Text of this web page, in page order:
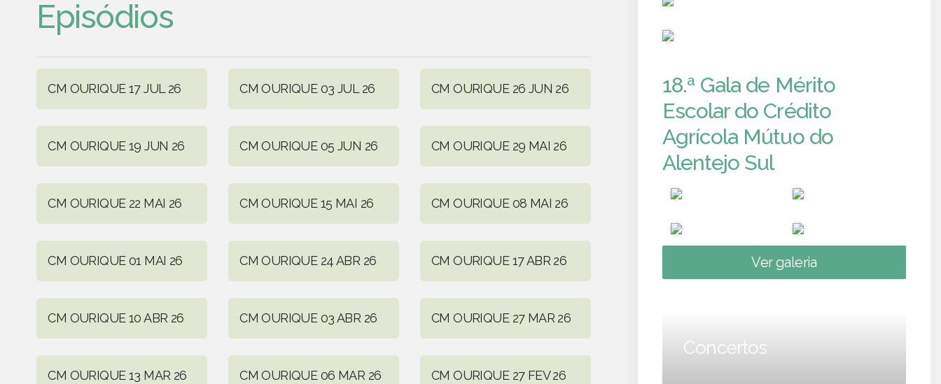
Episódios
CM OURIQUE 17 JUL 26 CM OURIQUE 03 JUL 26 CM OURIQUE 26 JUN 26
CM OURIQUE 19 JUN 26 CM OURIQUE 05 JUN 26 CM OURIQUE 29 MAI 26
CM OURIQUE 22 MAI 26 CM OURIQUE 15 MAI 26 CM OURIQUE 08 MAI 26
CM OURIQUE 01 MAI 26 CM OURIQUE 24 ABR 26 CM OURIQUE 17 ABR 26
CM OURIQUE 10 ABR 26 CM OURIQUE 03 ABR 26 CM OURIQUE 27 MAR 26
CM OURIQUE 13 MAR 26 CM OURIQUE 06 MAR 26 CM OURIQUE 27 FEV 26
18.ª Gala de Mérito
Escolar do Crédito
Agrícola Mútuo do
Alentejo Sul
Ver galeria
Concertos